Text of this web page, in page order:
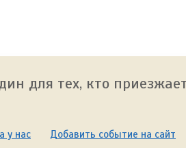
для тех, кто
у нас Добавить событие на сайт